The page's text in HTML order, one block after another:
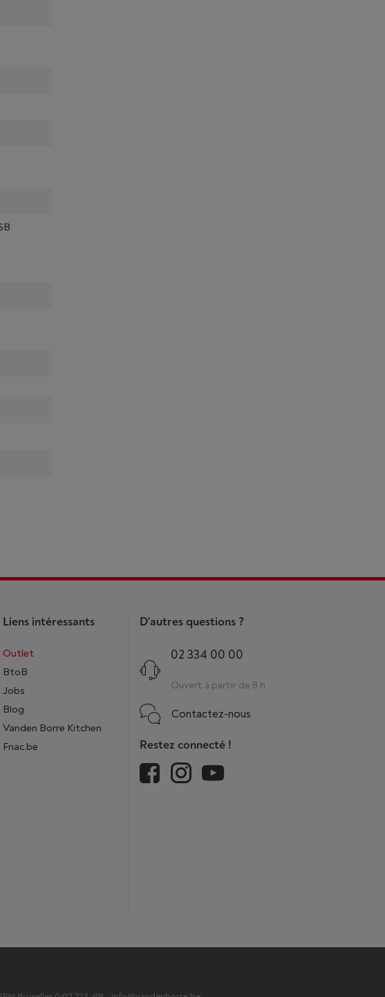
Liens intéressants
Outlet
BtoB
Jobs
Blog
Vanden Borre Kitchen
Fnac.be
D'autres questions ?
02 334 00 00
Ouvert à partir de 8 h
Contactez-nous
Restez connecté !